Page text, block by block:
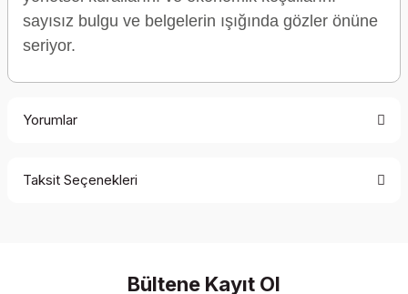
sayısız bulgu ve belgelerin ışığında gözler önüne
seriyor.
Yorumlar
Taksit Seçenekleri
Bültene Kayıt Ol